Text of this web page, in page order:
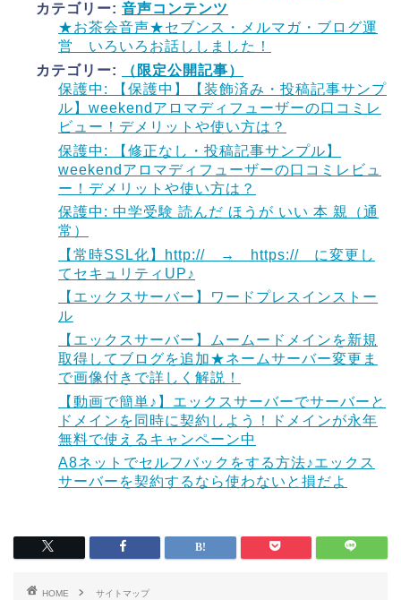
カテゴリー: 音声コンテンツ
★お茶会音声★セブンス・メルマガ・ブログ運
営 いろいろお話ししました！
カテゴリー:
（限定公開記事）
保護中: 【保護中】【装飾済み・投稿記事サンプ
ル】weekendアロマディフューザーの口コミレ
ビュー！デメリットや使い方は？
保護中: 【修正なし・投稿記事サンプル】
weekendアロマディフューザーの口コミレビュ
ー！デメリットや使い方は？
保護中: 中学受験 読んだ ほうが いい 本 親（通
常）
【常時SSL化】http:// → https:// に変更し
てセキュリティUP♪
【エックスサーバー】ワードプレスインストー
ル
【エックスサーバー】ムームードメインを新規
取得してブログを追加★ネームサーバー変更ま
で画像付きで詳しく解説！
【動画で簡単♪】エックスサーバーでサーバーと
ドメインを同時に契約しよう！ドメインが永年
無料で使えるキャンペーン中
A8ネットでセルフバックをする方法♪エックス
サーバーを契約するなら使わないと損だよ
HOME サイトマップ